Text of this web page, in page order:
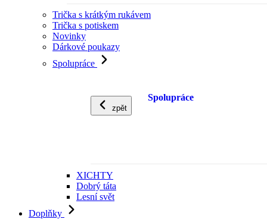
Trička s krátkým rukávem
Trička s potiskem
Novinky
Dárkové poukazy
Spolupráce
zpět
Spolupráce
XICHTY
Dobrý táta
Lesní svět
Doplňky